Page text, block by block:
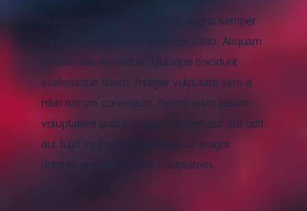
Duis condimentum augue id magna semper
rutrum. Duis viverra diam non justo. Aliquam
ornare wisi eu metus. Quisque tincidunt
scelerisque libero. Integer vulputate sem a
nibh rutrum consequat. Nemo enim ipsam
voluptatem quia voluptas aspernatur aut odit
aut fugit sed quia consequuntur magni
dolores eos qui ratione voluptatem.